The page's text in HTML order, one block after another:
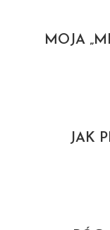
MOJA
JAK